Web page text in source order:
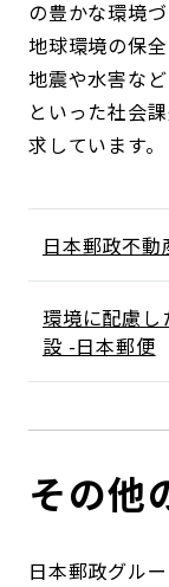
の豊かな環境
地球環境の保
地震や水害な
といった社会
求しています。
日本郵政不
環境に配慮し
設 -日本郵便
その他
日本郵政グル